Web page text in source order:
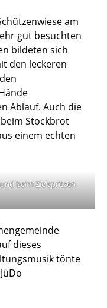
am
gut besuchten
bildeten sich
den leckeren
Ablauf. Auch die
Stockbrot
einem echten
beim Zielspritzen
dieses
tönte